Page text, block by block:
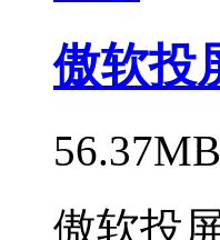
傲软投
傲软投